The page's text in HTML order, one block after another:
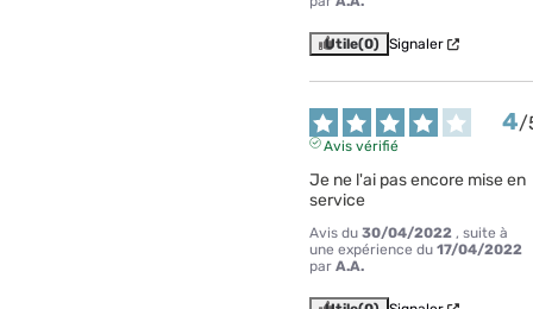
Utile(0) Signaler
4/
Avis vérifié
Je ne l'ai pas encore mise en
service
Avis du 30/04/2022 , suite à
une expérience du 17/04/2022
par A.A.